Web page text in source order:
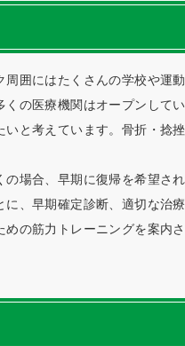
周囲にはたくさんの学校や運
くの医療機関はオープンして
いと考えています。骨折・捻
の場合、早期に復帰を希望さ
に、早期確定診断、適切な治
めの筋力トレーニングを案内